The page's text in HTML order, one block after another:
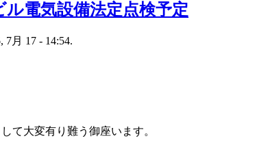
電気設備法定点検予定
7月 17 - 14:54.
て大変有り難う御座います。